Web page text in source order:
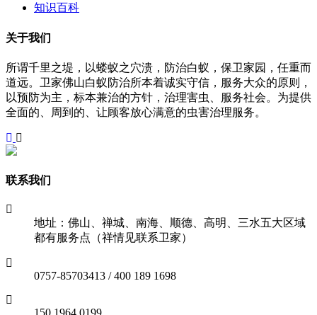
知识百科
关于我们
所谓千里之堤，以蝼蚁之穴溃，防治白蚁，保卫家园，任重而
道远。卫家佛山白蚁防治所本着诚实守信，服务大众的原则，
以预防为主，标本兼治的方针，治理害虫、服务社会。为提供
全面的、周到的、让顾客放心满意的虫害治理服务。
联系我们
地址：佛山、禅城、南海、顺德、高明、三水五大区域
都有服务点（祥情见联系卫家）
0757-85703413 / 400 189 1698